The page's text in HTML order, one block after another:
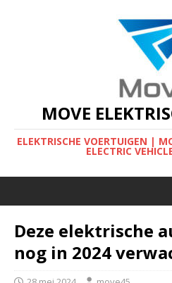
MOVE
ELEKTRISCHE VOERTUIGEN |
ELECTRIC
Deze elektrische
nog in 2024